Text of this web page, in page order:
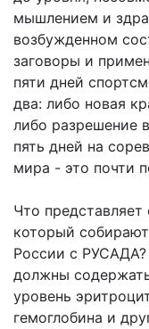
мышлением и
возбужденном
заговоры и
пяти дней
два: либо новая
либо разрешение
пять дней на
мира - это почти
Что
который
России с РУСАДА?
должны
уровень
гемоглобина и